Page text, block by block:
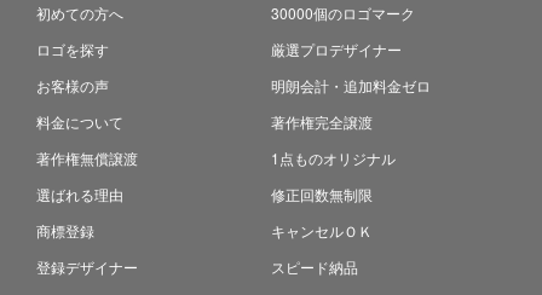
初めての方へ
ロゴを探す
お客様の声
料金について
著作権無償譲渡
選ばれる理由
商標登録
登録デザイナー
30000個のロゴマーク
厳選プロデザイナー
明朗会計・追加料金ゼロ
著作権完全譲渡
1点ものオリジナル
修正回数無制限
キャンセルＯＫ
スピード納品